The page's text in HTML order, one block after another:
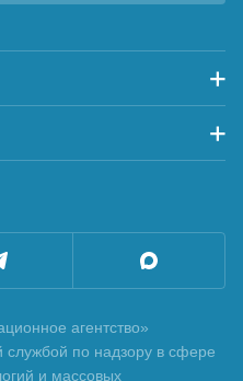
агентство»
службой по надзору в сфере
и массовых